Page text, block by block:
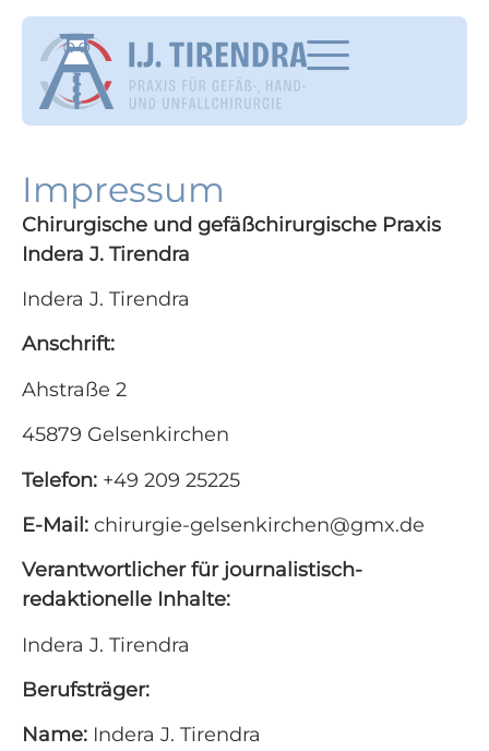
Impressum
Chirurgische und gefäßchirurgische Praxis
Indera J. Tirendra
Indera J. Tirendra
Anschrift:
Ahstraße 2
45879 Gelsenkirchen
Telefon: +49 209 25225
E-Mail: chirurgie-gelsenkirchen@gmx.de
Verantwortlicher für journalistisch-
redaktionelle Inhalte:
Indera J. Tirendra
Berufsträger:
Name: Indera J. Tirendra